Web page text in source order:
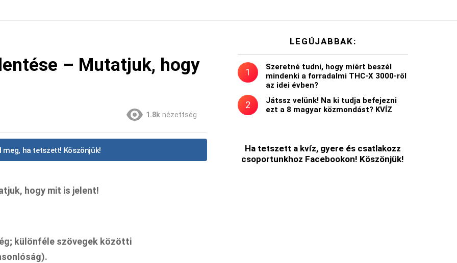
– Mutatjuk, hogy
1.8k nézettség
meg, ha tetszett! Köszönjük!
hogy mit is jelent!
különféle szövegek közötti
LEGÚJABBAK:
Szeretné tudni, hogy miért beszél
mindenki a forradalmi THC-X 3000-ről
az idei évben?
Játssz velünk! Na ki tudja befejezni
ezt a 8 magyar közmondást? KVÍZ
Ha tetszett a kvíz, gyere és csatlakozz
csoportunkhoz Facebookon! Köszönjük!